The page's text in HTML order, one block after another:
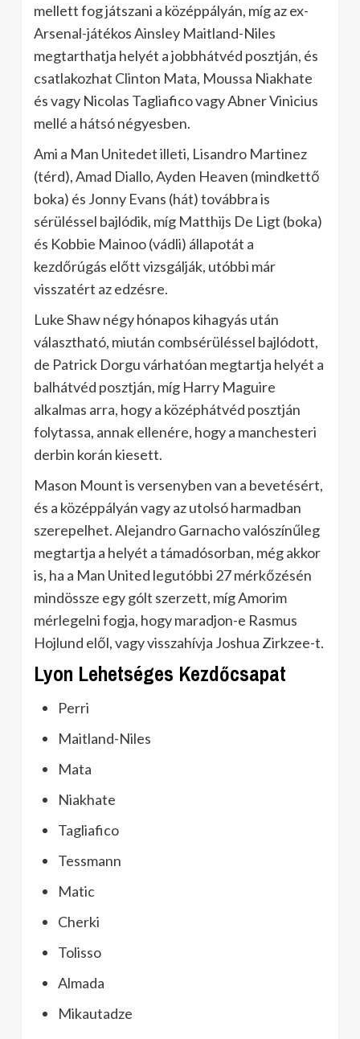
mellett fog játszani a középpályán, míg az ex-
Arsenal-játékos Ainsley Maitland-Niles
megtarthatja helyét a jobbhátvéd posztján, és
csatlakozhat Clinton Mata, Moussa Niakhate
és vagy Nicolas Tagliafico vagy Abner Vinicius
mellé a hátsó négyesben.
Ami a Man Unitedet illeti, Lisandro Martinez
(térd), Amad Diallo, Ayden Heaven (mindkettő
boka) és Jonny Evans (hát) továbbra is
sérüléssel bajlódik, míg Matthijs De Ligt (boka)
és Kobbie Mainoo (vádli) állapotát a
kezdőrúgás előtt vizsgálják, utóbbi már
visszatért az edzésre.
Luke Shaw négy hónapos kihagyás után
választható, miután combsérüléssel bajlódott,
de Patrick Dorgu várhatóan megtartja helyét a
balhátvéd posztján, míg Harry Maguire
alkalmas arra, hogy a középhátvéd posztján
folytassa, annak ellenére, hogy a manchesteri
derbin korán kiesett.
Mason Mount is versenyben van a bevetésért,
és a középpályán vagy az utolsó harmadban
szerepelhet. Alejandro Garnacho valószínűleg
megtartja a helyét a támadósorban, még akkor
is, ha a Man United legutóbbi 27 mérkőzésén
mindössze egy gólt szerzett, míg Amorim
mérlegelni fogja, hogy maradjon-e Rasmus
Hojlund elől, vagy visszahívja Joshua Zirkzee-t.
Lyon Lehetséges Kezdőcsapat
Perri
Maitland-Niles
Mata
Niakhate
Tagliafico
Tessmann
Matic
Cherki
Tolisso
Almada
Mikautadze